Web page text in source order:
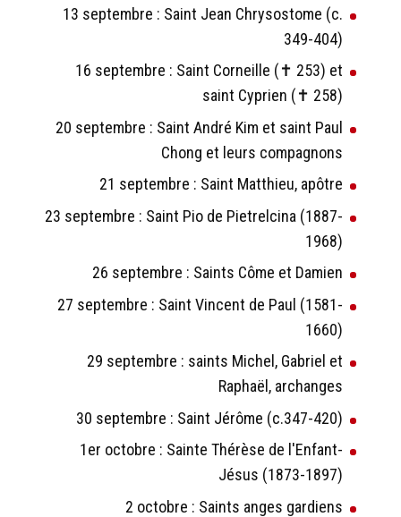
13 septembre : Saint Jean Chrysostome (c.
349-404)
16 septembre : Saint Corneille (✝ 253) et
saint Cyprien (✝ 258)
20 septembre : Saint André Kim et saint Paul
Chong et leurs compagnons
21 septembre : Saint Matthieu, apôtre
23 septembre : Saint Pio de Pietrelcina (1887-
1968)
26 septembre : Saints Côme et Damien
27 septembre : Saint Vincent de Paul (1581-
1660)
29 septembre : saints Michel, Gabriel et
Raphaël, archanges
30 septembre : Saint Jérôme (c.347-420)
1er octobre : Sainte Thérèse de l'Enfant-
Jésus (1873-1897)
2 octobre : Saints anges gardiens